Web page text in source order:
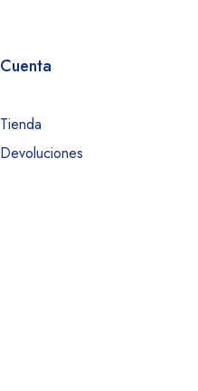
Cuenta
Tienda
Devoluciones